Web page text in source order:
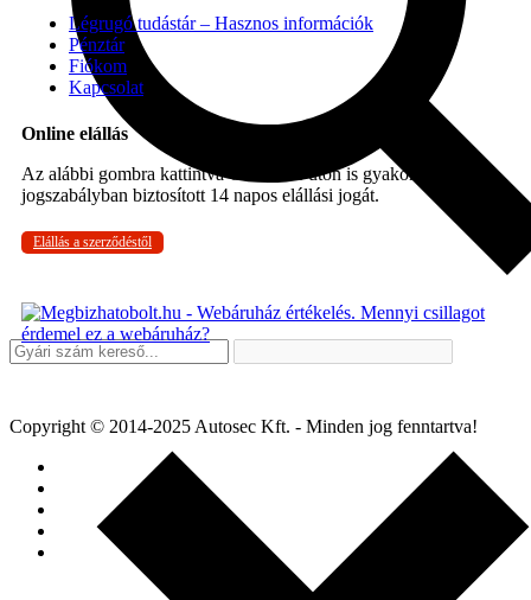
Légrugó tudástár – Hasznos információk
Pénztár
Fiókom
Kapcsolat
Online elállás
Az alábbi gombra kattintva Ön online úton is gyakorolhatja a
jogszabályban biztosított 14 napos elállási jogát.
Elállás a szerződéstől
Copyright © 2014-2025 Autosec Kft. - Minden jog fenntartva!